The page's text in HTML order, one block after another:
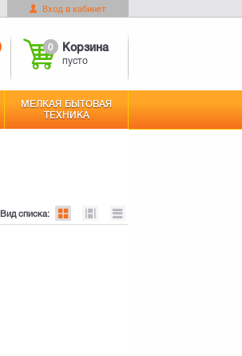
Вход в кабинет
0 Корзина
пусто
МЕЛКАЯ БЫТОВАЯ
ТЕХНИКА
Вид списка:
Оформить заказ